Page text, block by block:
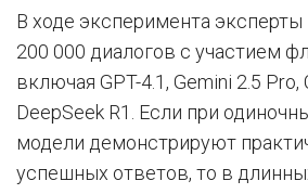
В ходе эксперимента эксперты
200 000 диалогов с участием
включая GPT-4.1, Gemini 2.5 Pro,
DeepSeek R1. Если при
модели демонстрируют
успешных ответов, то в